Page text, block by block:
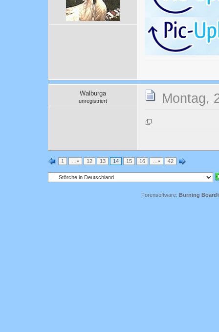
Walburga
unregistriert Montag,
1 12 13 14 15 16 42
Forensoftware: Burning